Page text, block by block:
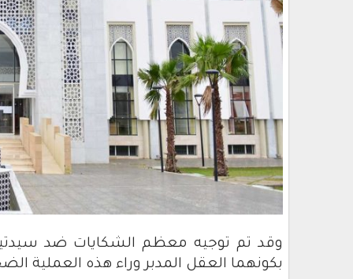
وقد تم توجيه معظم الشكايات ضد
بكونهما العقل المدبر وراء هذه العملية